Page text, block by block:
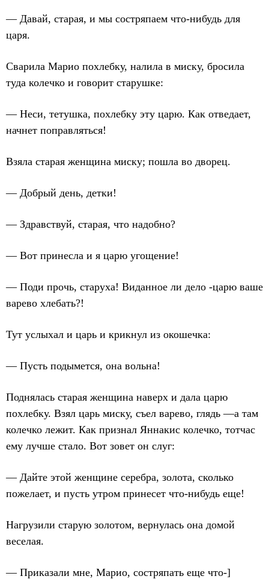
— Давай, старая, и мы состряпаем что-нибудь для
царя.
Сварила Марио похлебку, налила в миску, бросила
туда колечко и говорит старушке:
— Неси, тетушка, похлебку эту царю. Как отведает,
начнет поправляться!
Взяла старая женщина миску; пошла во дворец.
— Добрый день, детки!
— Здравствуй, старая, что надобно?
— Вот принесла и я царю угощение!
— Поди прочь, старуха! Виданное ли дело -царю ваше
варево хлебать?!
Тут услыхал и царь и крикнул из окошечка:
— Пусть подымется, она вольна!
Поднялась старая женщина наверх и дала царю
похлебку. Взял царь миску, съел варево, глядь —а там
колечко лежит. Как признал Яннакис колечко, тотчас
ему лучше стало. Вот зовет он слуг:
— Дайте этой женщине серебра, золота, сколько
пожелает, и пусть утром принесет что-нибудь еще!
Нагрузили старую золотом, вернулась она домой
веселая.
— Приказали мне, Марио, состряпать еще что-]